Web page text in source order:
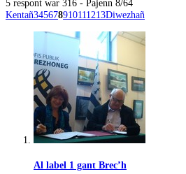
5 respont war 316 - Pajenn 8/64
Kentañ345678910111213Diwezhañ
Al label 1 gant Brec’h